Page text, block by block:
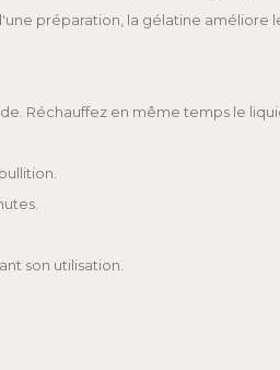
préparation, la gélatine améliore
Réchauffez en même temps le
son utilisation.